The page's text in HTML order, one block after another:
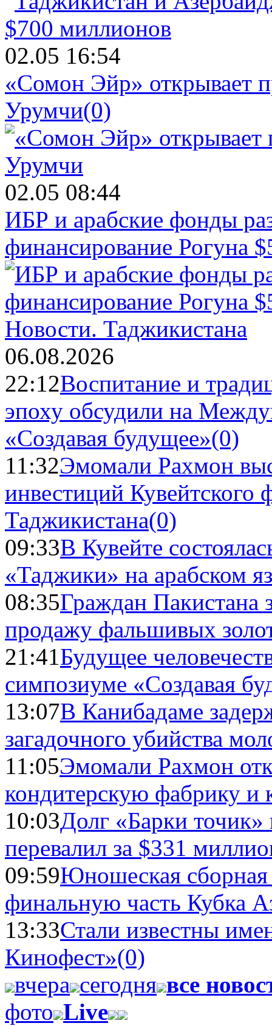
02.05 16:54
«Сомон Эйр» открывает
Урумчи(0)
02.05 08:44
ИБР и арабские фонды
финансирование Рогуна
Новости. Таджикистана
06.08.2026
22:12Воспитание и
эпоху обсудили на
«Создавая будущее»(0)
11:32Эмомали Рахмон
инвестиций Кувейтского
Таджикистана(0)
09:33В Кувейте
«Таджики» на арабском
08:35Граждан Пакистана
продажу фальшивых
21:41Будущее
симпозиуме «Создавая
13:07В Канибадаме
загадочного убийства
11:05Эмомали Рахмон
кондитерскую фабрику и
10:03Долг «Барки
перевалил за $331
09:59Юношеская
финальную часть Кубка
13:33Стали известны
Кинофест»(0)
вчера сегодня все
фото Live